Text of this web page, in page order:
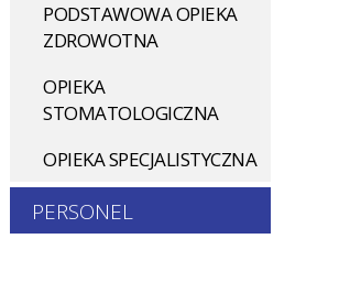
PODSTAWOWA OPIEKA
ZDROWOTNA
OPIEKA
STOMATOLOGICZNA
OPIEKA SPECJALISTYCZNA
PERSONEL